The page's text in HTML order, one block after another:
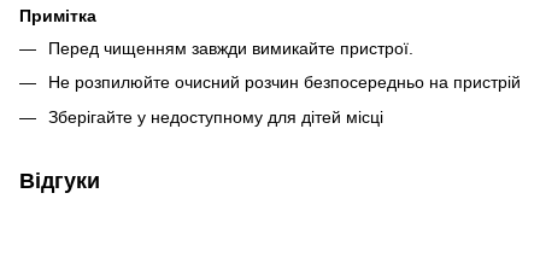
Примітка
Перед чищенням завжди вимикайте пристрої.
Не розпилюйте очисний розчин безпосередньо на пристрій
Зберігайте у недоступному для дітей місці
Відгуки